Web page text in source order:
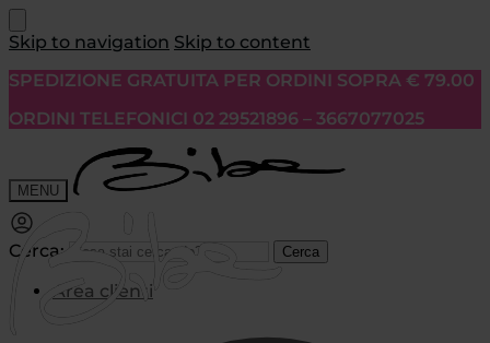
Skip to navigation Skip to content
SPEDIZIONE GRATUITA PER ORDINI SOPRA € 79.00
ORDINI TELEFONICI 02 29521896 – 3667077025
MENU
Cerca: Cerca
Area clienti